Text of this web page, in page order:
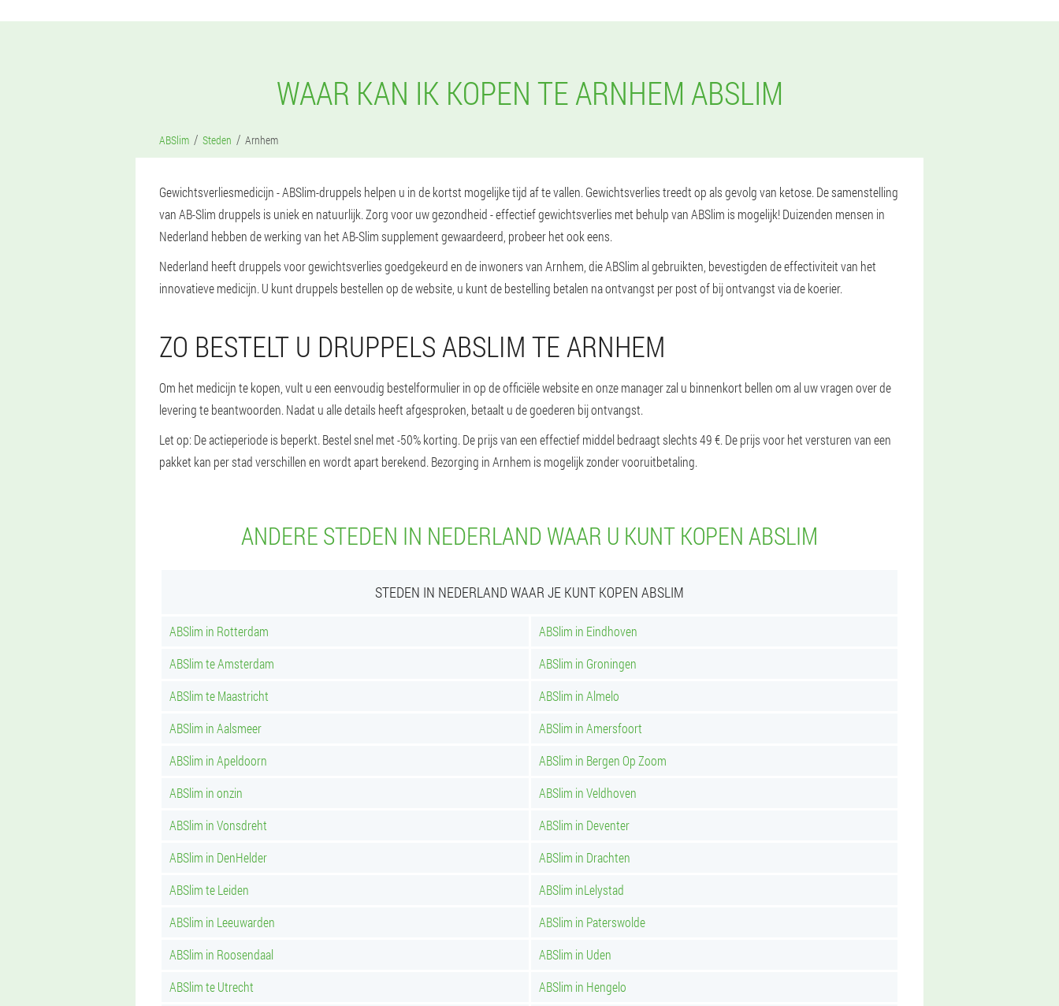
WAAR KAN IK KOPEN TE ARNHEM ABSLIM
ABSlim Steden Arnhem
Gewichtsverliesmedicijn - ABSlim-druppels helpen u in de kortst mogelijke tijd af te vallen. Gewichtsverlies treedt op als gevolg van ketose. De samenstelling
van AB-Slim druppels is uniek en natuurlijk. Zorg voor uw gezondheid - effectief gewichtsverlies met behulp van ABSlim is mogelijk! Duizenden mensen in
Nederland hebben de werking van het AB-Slim supplement gewaardeerd, probeer het ook eens.
Nederland heeft druppels voor gewichtsverlies goedgekeurd en de inwoners van Arnhem, die ABSlim al gebruikten, bevestigden de effectiviteit van het
innovatieve medicijn. U kunt druppels bestellen op de website, u kunt de bestelling betalen na ontvangst per post of bij ontvangst via de koerier.
ZO BESTELT U DRUPPELS ABSLIM TE ARNHEM
Om het medicijn te kopen, vult u een eenvoudig bestelformulier in op de officiële website en onze manager zal u binnenkort bellen om al uw vragen over de
levering te beantwoorden. Nadat u alle details heeft afgesproken, betaalt u de goederen bij ontvangst.
Let op: De actieperiode is beperkt. Bestel snel met -50% korting. De prijs van een effectief middel bedraagt slechts 49 €. De prijs voor het versturen van een
pakket kan per stad verschillen en wordt apart berekend. Bezorging in Arnhem is mogelijk zonder vooruitbetaling.
ANDERE STEDEN IN NEDERLAND WAAR U KUNT KOPEN ABSLIM
STEDEN IN NEDERLAND WAAR JE KUNT KOPEN ABSLIM
ABSlim in Rotterdam
ABSlim in Eindhoven
ABSlim te Amsterdam
ABSlim in Groningen
ABSlim te Maastricht
ABSlim in Almelo
ABSlim in Aalsmeer
ABSlim in Amersfoort
ABSlim in Apeldoorn
ABSlim in Bergen Op Zoom
ABSlim in onzin
ABSlim in Veldhoven
ABSlim in Vonsdreht
ABSlim in Deventer
ABSlim in DenHelder
ABSlim in Drachten
ABSlim te Leiden
ABSlim inLelystad
ABSlim in Leeuwarden
ABSlim in Paterswolde
ABSlim in Roosendaal
ABSlim in Uden
ABSlim te Utrecht
ABSlim in Hengelo